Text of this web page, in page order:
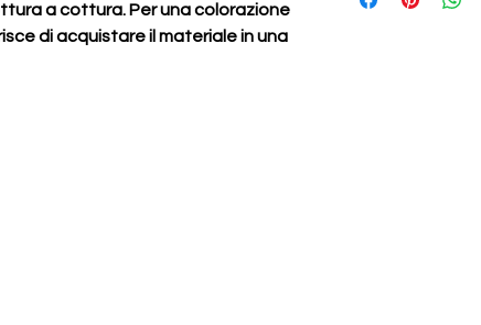
a cottura. Per una colorazione
di acquistare il materiale in una